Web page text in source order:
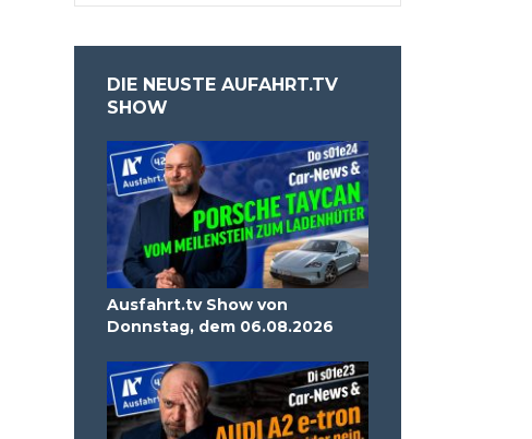
DIE NEUSTE AUFAHRT.TV
SHOW
Ausfahrt.tv Show von
Donnstag, dem 06.08.2026